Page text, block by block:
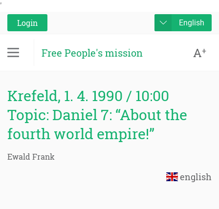
'
Login
English
Free People's mission A+
Krefeld, 1. 4. 1990 / 10:00
Topic: Daniel 7: “About the
fourth world empire!”
Ewald Frank
english